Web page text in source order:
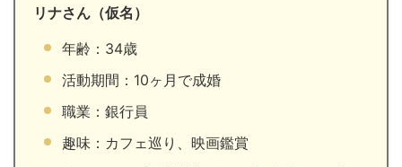
リナさん（仮名）
年齢：34歳
活動期間：10ヶ月で成婚
職業：銀行員
趣味：カフェ巡り、映画鑑賞